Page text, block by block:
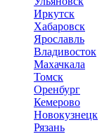
Иркутск
Хабаровск
Ярославль
Владивосток
Махачкала
Томск
Оренбург
Кемерово
Новокузнецк
Рязань